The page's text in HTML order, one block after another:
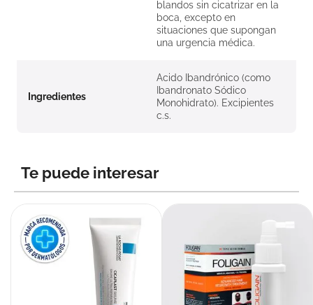
blandos sin cicatrizar en la
boca, excepto en
situaciones que supongan
una urgencia médica.
Ingredientes
Acido Ibandrónico (como
Ibandronato Sódico
Monohidrato). Excipientes
c.s.
Te puede interesar